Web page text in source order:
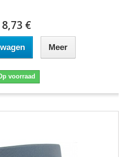
8,73 €
Meer
voorraad